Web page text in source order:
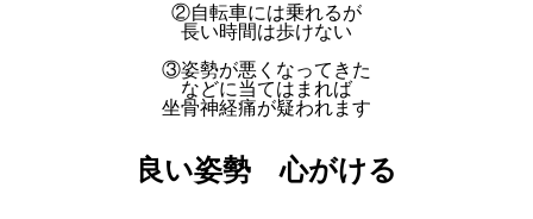
②自転車には乗れるが
長い時間は歩けない
③姿勢が悪くなってきた
などに当てはまれば
坐骨神経痛が疑われます
良い姿勢 心がける